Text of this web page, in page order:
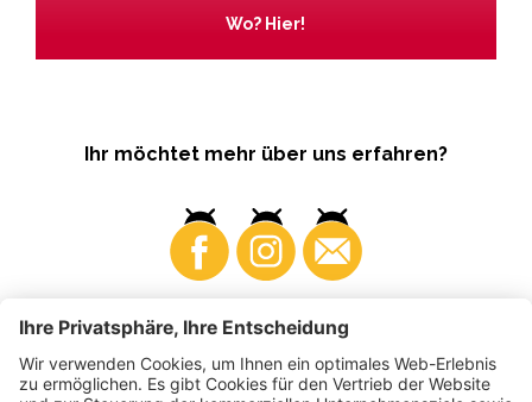
Wo? Hier!
Ihr möchtet mehr über uns erfahren?
Business Produzenten